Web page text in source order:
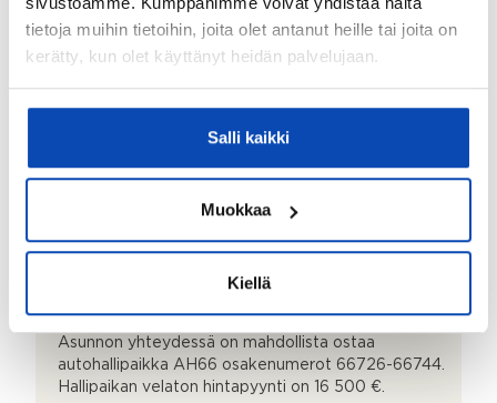
tietoja muihin tietoihin, joita olet antanut heille tai joita on
kerätty, kun olet käyttänyt heidän palvelujaan.
Salli kaikki
Muokkaa
Kiellä
Lämmitysjärjestelmä:
Kaukolämpö, vesikiertoinen lattialämmitys
Taloyhtiössä sauna:
Taloyhtiössä on:
Lisätietoja autopaikasta:
Asunnon yhteydessä on mahdollista ostaa
autohallipaikka AH66 osakenumerot 66726-66744.
Hallipaikan velaton hintapyynti on 16 500 €.